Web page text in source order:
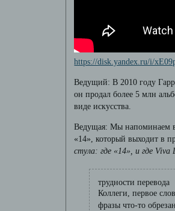
https://disk.yandex.ru/i/
Ведущий: В 2010 году
он продал более 5 млн
виде искусства.
Ведущая: Мы напоминаем
«14», который выходит в
стула: где «14», и где Viva
трудности перевода
Коллеги, первое
фразы что-то